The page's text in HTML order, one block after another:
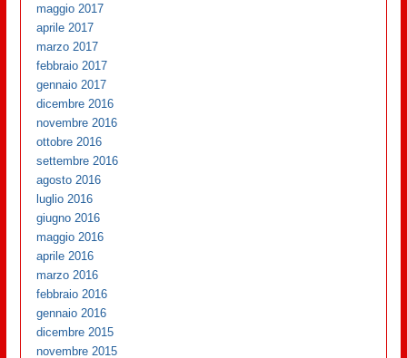
maggio 2017
aprile 2017
marzo 2017
febbraio 2017
gennaio 2017
dicembre 2016
novembre 2016
ottobre 2016
settembre 2016
agosto 2016
luglio 2016
giugno 2016
maggio 2016
aprile 2016
marzo 2016
febbraio 2016
gennaio 2016
dicembre 2015
novembre 2015